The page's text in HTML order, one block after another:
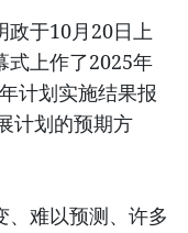
于10月20日上
式上作了2025年
计划实施结果报
计划的预期方
、难以预测、许多